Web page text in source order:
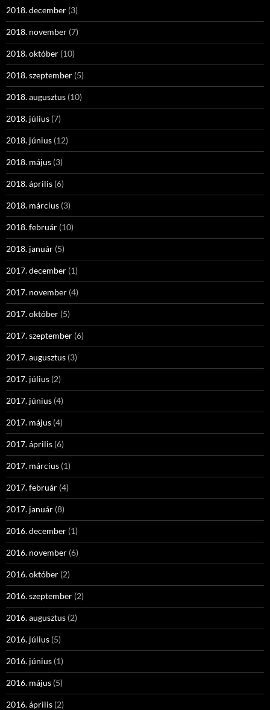
2018. december (3)
2018. november (7)
2018. október (10)
2018. szeptember (5)
2018. augusztus (10)
2018. július (7)
2018. június (12)
2018. május (3)
2018. április (6)
2018. március (3)
2018. február (10)
2018. január (5)
2017. december (1)
2017. november (4)
2017. október (5)
2017. szeptember (6)
2017. augusztus (3)
2017. július (2)
2017. június (4)
2017. május (4)
2017. április (6)
2017. március (1)
2017. február (4)
2017. január (8)
2016. december (1)
2016. november (6)
2016. október (2)
2016. szeptember (2)
2016. augusztus (2)
2016. július (5)
2016. június (1)
2016. május (5)
2016. április (2)